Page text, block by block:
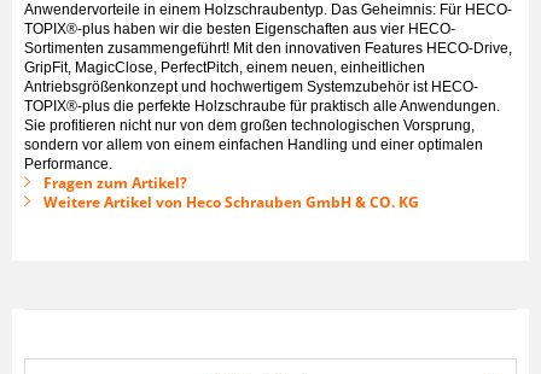
Anwendervorteile in einem Holzschraubentyp. Das Geheimnis: Für HECO-
TOPIX®-plus haben wir die besten Eigenschaften aus vier HECO-
Sortimenten zusammengeführt! Mit den innovativen Features HECO-Drive,
GripFit, MagicClose, PerfectPitch, einem neuen, einheitlichen
Antriebsgrößenkonzept und hochwertigem Systemzubehör ist HECO-
TOPIX®-plus die perfekte Holzschraube für praktisch alle Anwendungen.
Sie profitieren nicht nur von dem großen technologischen Vorsprung,
sondern vor allem von einem einfachen Handling und einer optimalen
Performance.
Fragen zum Artikel?
Weitere Artikel von Heco Schrauben GmbH & CO. KG